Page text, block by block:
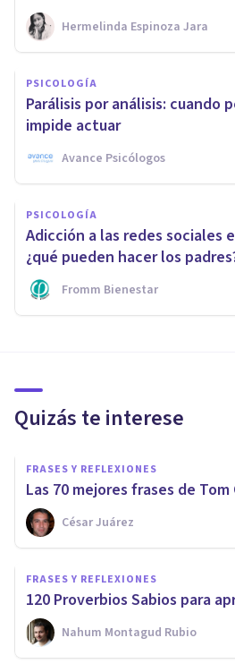
Hermelinda Espinoza Jara
PSICOLOGÍA
Parálisis por análisis: cuando
impide actuar
Avance Psicólogos
PSICOLOGÍA
Adicción a las redes sociales
¿qué pueden hacer los
Fromm Bienestar
Quizás te interese
FRASES Y REFLEXIONES
Las 70 mejores frases de Tom
César Juárez
FRASES Y REFLEXIONES
120 Proverbios Sabios para
Nahum Montagud Rubio